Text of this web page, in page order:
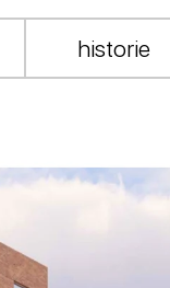
historie